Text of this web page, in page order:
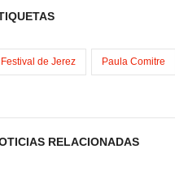
Festival de Jerez Paula Comitre
RELACIONADAS